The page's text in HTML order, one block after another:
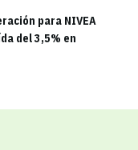
para NIVEA
del 3,5% en